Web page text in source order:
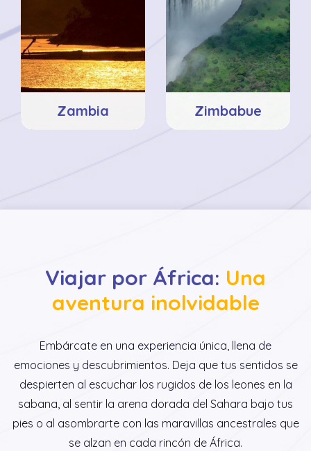
Zambia Zimbabue
Viajar por África: Una
aventura inolvidable
Embárcate en una experiencia única, llena de
emociones y descubrimientos. Deja que tus sentidos se
despierten al escuchar los rugidos de los leones en la
sabana, al sentir la arena dorada del Sahara bajo tus
pies o al asombrarte con las maravillas ancestrales que
se alzan en cada rincón de África.